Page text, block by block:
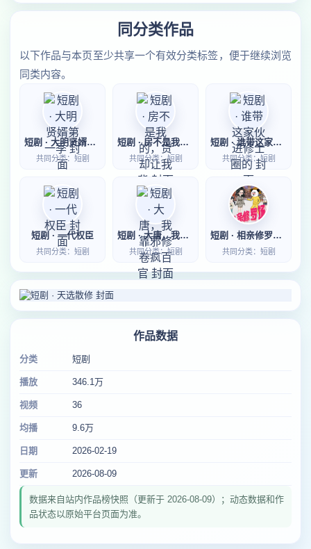
同分类作品
以下作品与本页至少共享一个有效分类标签，便于继续浏览
同类内容。
短剧 · 大明贤婿第一季
共同分类：短剧
短剧 · 房不是我的，贷却让我背
共同分类：短剧
短剧 · 谁带这家伙进修士圈的
共同分类：短剧
短剧 · 一代权臣
共同分类：短剧
短剧 · 大唐，我靠邪修卷疯百官
共同分类：短剧
短剧 · 相亲修罗场第一季
共同分类：短剧
作品数据
分类 短剧
播放 346.1万
视频 36
均播 9.6万
日期 2026-02-19
更新 2026-08-09
数据来自站内作品榜快照（更新于 2026-08-09）；动态数据和作
品状态以原始平台页面为准。